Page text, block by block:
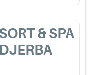
& SPA